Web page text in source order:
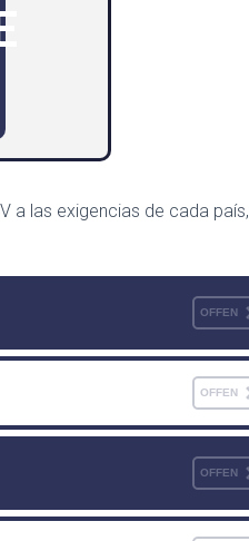
a las exigencias de cada país,
OFFEN
OFFEN
OFFEN